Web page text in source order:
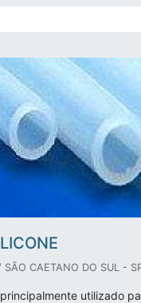
SÃO CAETANO DO SUL -
utilizado